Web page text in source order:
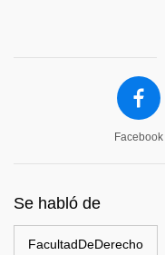
Facebook
Se habló de
FacultadDeDerecho